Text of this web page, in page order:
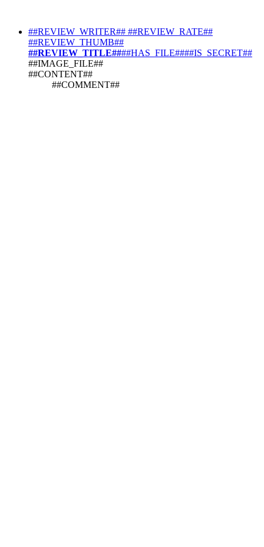
##REVIEW_WRITER## ##REVIEW_RATE##
##REVIEW_THUMB##
##REVIEW_TITLE####HAS_FILE####IS_SECRET##
##IMAGE_FILE##
##CONTENT##
##COMMENT##